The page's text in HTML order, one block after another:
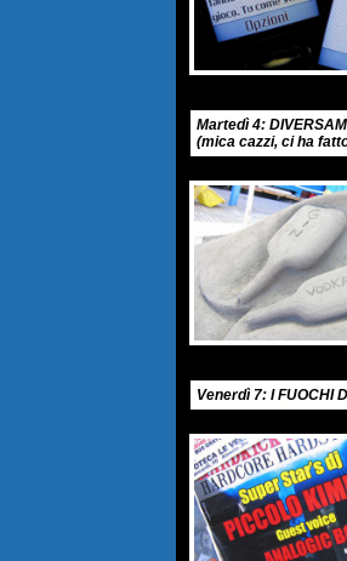
Martedì 4:
(mica cazzi, ci ha
Venerdì 7: I FUOCHI